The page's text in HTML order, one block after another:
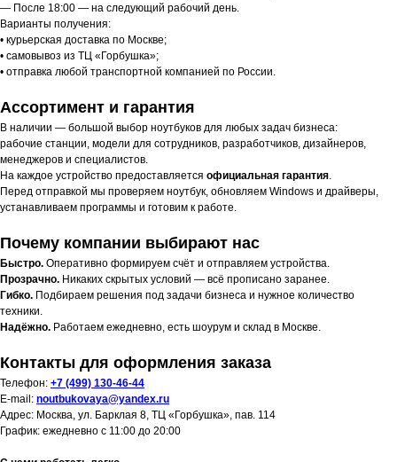
— После 18:00 — на следующий рабочий день.
Варианты получения:
• курьерская доставка по Москве;
• самовывоз из ТЦ «Горбушка»;
• отправка любой транспортной компанией по России.
Ассортимент и гарантия
В наличии — большой выбор ноутбуков для любых задач бизнеса:
рабочие станции, модели для сотрудников, разработчиков, дизайнеров,
менеджеров и специалистов.
На каждое устройство предоставляется официальная гарантия.
Перед отправкой мы проверяем ноутбук, обновляем Windows и драйверы,
устанавливаем программы и готовим к работе.
Почему компании выбирают нас
Быстро. Оперативно формируем счёт и отправляем устройства.
Прозрачно. Никаких скрытых условий — всё прописано заранее.
Гибко. Подбираем решения под задачи бизнеса и нужное количество
техники.
Надёжно. Работаем ежедневно, есть шоурум и склад в Москве.
Контакты для оформления заказа
Телефон: +7 (499) 130-46-44
E-mail: noutbukovaya@yandex.ru
Адрес: Москва, ул. Барклая 8, ТЦ «Горбушка», пав. 114
График: ежедневно с 11:00 до 20:00